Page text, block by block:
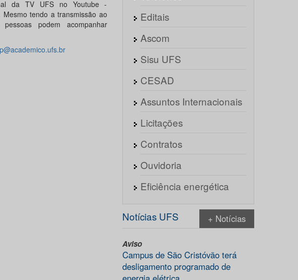
da TV UFS no Youtube -
Mesmo tendo a transmissão ao
podem acompanhar
Editais
Ascom
Sisu UFS
CESAD
Assuntos Internacionais
Licitações
Contratos
Ouvidoria
Eficiência energética
Notícias UFS + Notícias
Aviso
Campus de São Cristóvão terá
desligamento programado de